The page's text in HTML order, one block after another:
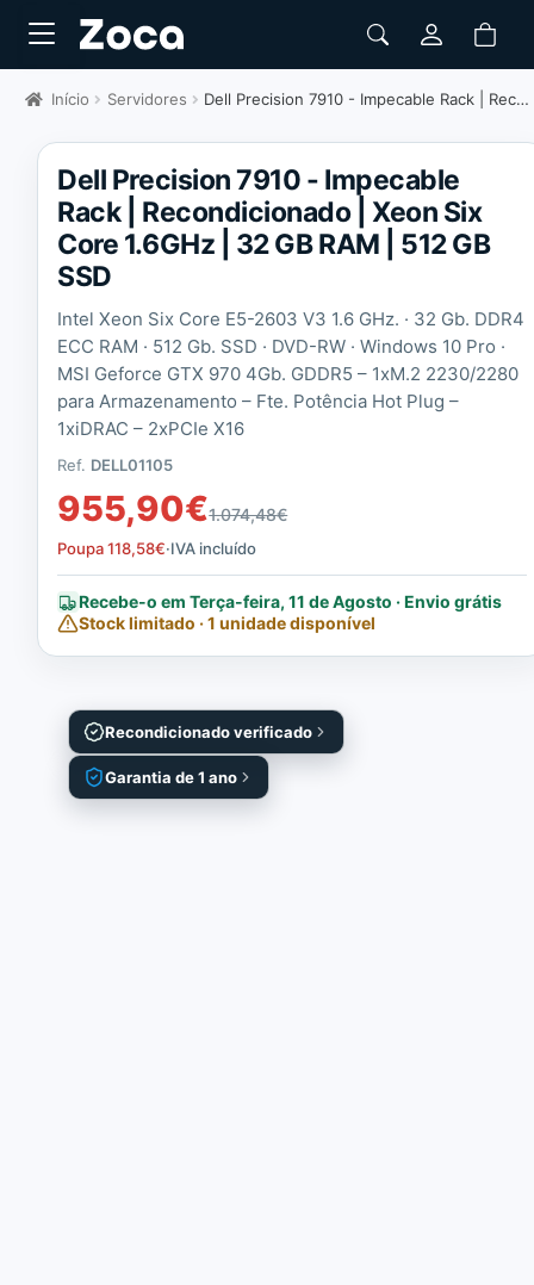
Início Servidores Dell Precision 7910 - Impecable Rack | Recondicionado | Xeon Six Core 1.6GHz
Recondicionado verificado
Garantia de 1 ano
Dell Precision 7910 - Impecable
Rack | Recondicionado | Xeon Six
Core 1.6GHz | 32 GB RAM | 512 GB
SSD
Intel Xeon Six Core E5-2603 V3 1.6 GHz. · 32 Gb. DDR4
ECC RAM · 512 Gb. SSD · DVD-RW · Windows 10 Pro ·
MSI Geforce GTX 970 4Gb. GDDR5 – 1xM.2 2230/2280
para Armazenamento – Fte. Potência Hot Plug –
1xiDRAC – 2xPCIe X16
Ref. DELL01105
955,90€1.074,48€
Poupa118,58€·IVA incluído
Recebe-o em Terça-feira, 11 de Agosto · Envio grátis
Stock limitado · 1 unidade disponível